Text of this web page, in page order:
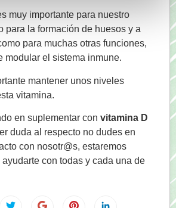
muy importante para nuestro
para la formación de huesos y a
para muchas otras funciones,
modular el sistema inmune.
mantener unos niveles
vitamina.
en suplementar con vitamina D
duda al respecto no dudes en
con nosotr@s, estaremos
con todas y cada una de